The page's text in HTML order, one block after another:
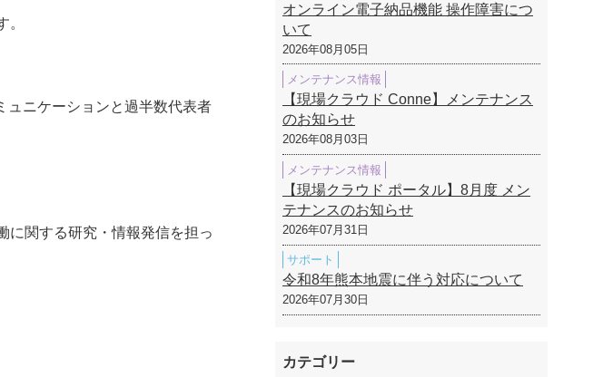
ュニケーションと過半数代表者
に関する研究・情報発信を担っ
オンライン電子納品機能 操作障害につ
いて
2026年08月05日
メンテナンス情報
【現場クラウド Conne】メンテナンス
のお知らせ
2026年08月03日
メンテナンス情報
【現場クラウド ポータル】8月度 メン
テナンスのお知らせ
2026年07月31日
サポート
令和8年熊本地震に伴う対応について
2026年07月30日
カテゴリー